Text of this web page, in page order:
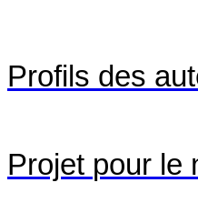
Profils des
Projet pour le